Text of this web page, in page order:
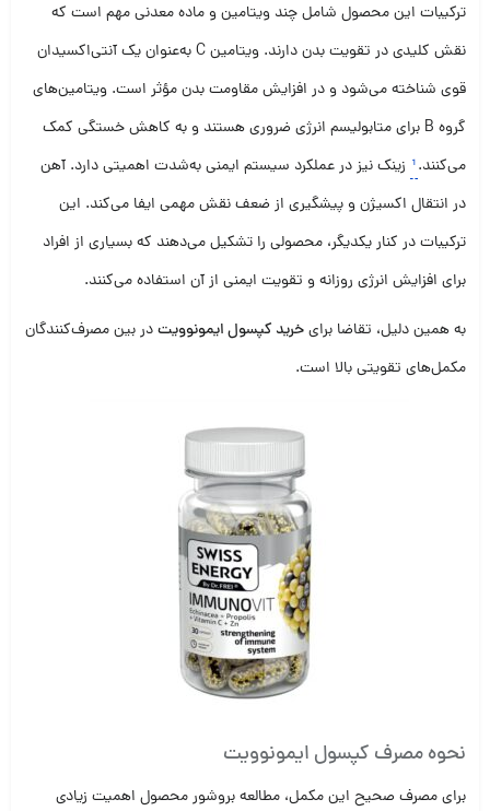
ترکیبات این محصول شامل چند ویتامین و ماده معدنی مهم است که
نقش کلیدی در تقویت بدن دارند. ویتامین C به‌عنوان یک آنتی‌اکسیدان
قوی شناخته می‌شود و در افزایش مقاومت بدن مؤثر است. ویتامین‌های
گروه B برای متابولیسم انرژی ضروری هستند و به کاهش خستگی کمک
می‌کنند.¹ زینک نیز در عملکرد سیستم ایمنی به‌شدت اهمیتی دارد. آهن
در انتقال اکسیژن و پیشگیری از ضعف نقش مهمی ایفا می‌کند. این
ترکیبات در کنار یکدیگر، محصولی را تشکیل می‌دهند که بسیاری از افراد
برای افزایش انرژی روزانه و تقویت ایمنی از آن استفاده می‌کنند.
به همین دلیل، تقاضا برایخرید کپسول ایمونوویتدر بین مصرف‌کنندگان
مکمل‌های تقویتی بالا است.
نحوه مصرف کپسول ایمونوویت
برای مصرف صحیح این مکمل، مطالعه بروشور محصول اهمیت زیادی